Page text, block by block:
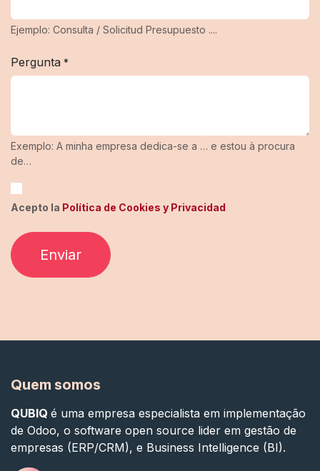
Ejemplo: Consulta / Solicitud Presupuesto ....
Pergunta *
Exemplo: A minha empresa dedica-se a … e estou à procura
de…
Acepto la Política de Cookies y Privacidad
Enviar
Quem somos
QUBIQ é uma empresa especialista em implementação
de Odoo, o software open source lider em gestão de
empresas (ERP/CRM), e Business Intelligence (BI).